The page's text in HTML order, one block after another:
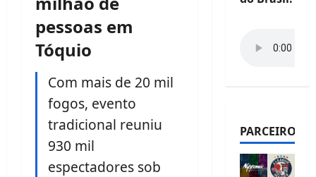
pessoas em
Tóquio
Com mais de 20 mil
fogos, evento
tradicional reuniu
930 mil
espectadores sob
PARCEIROS